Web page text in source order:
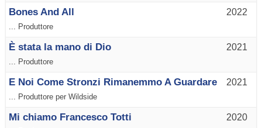
2022
Bones And All
... Produttore
2021
È stata la mano di Dio
... Produttore
2021
E Noi Come Stronzi Rimanemmo A Guardare
... Produttore per Wildside
2020
Mi chiamo Francesco Totti